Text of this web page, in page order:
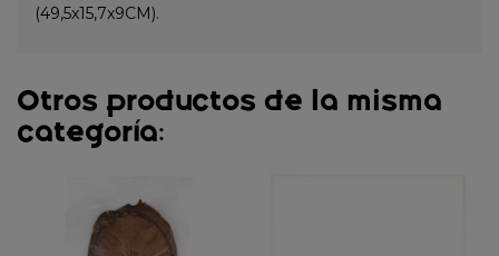
(49,5x15,7x9CM).
Otros productos de la misma
categoría: